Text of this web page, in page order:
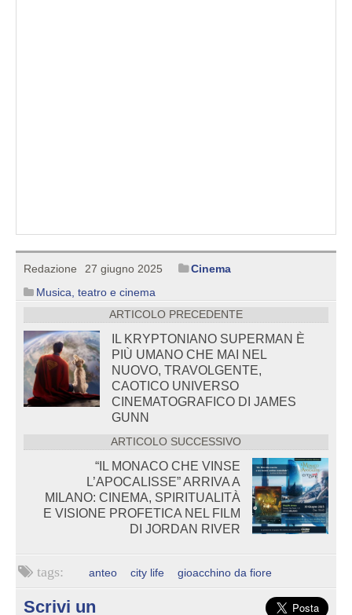
Redazione 27 giugno 2025
Cinema
Musica, teatro e cinema
ARTICOLO PRECEDENTE
IL KRYPTONIANO SUPERMAN È
PIÙ UMANO CHE MAI NEL
NUOVO, TRAVOLGENTE,
CAOTICO UNIVERSO
CINEMATOGRAFICO DI JAMES
GUNN
ARTICOLO SUCCESSIVO
“IL MONACO CHE VINSE
L’APOCALISSE” ARRIVA A
MILANO: CINEMA, SPIRITUALITÀ
E VISIONE PROFETICA NEL FILM
DI JORDAN RIVER
anteo city life gioacchino da fiore
Scrivi un